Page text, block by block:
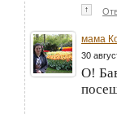
↑
мама
30
О!